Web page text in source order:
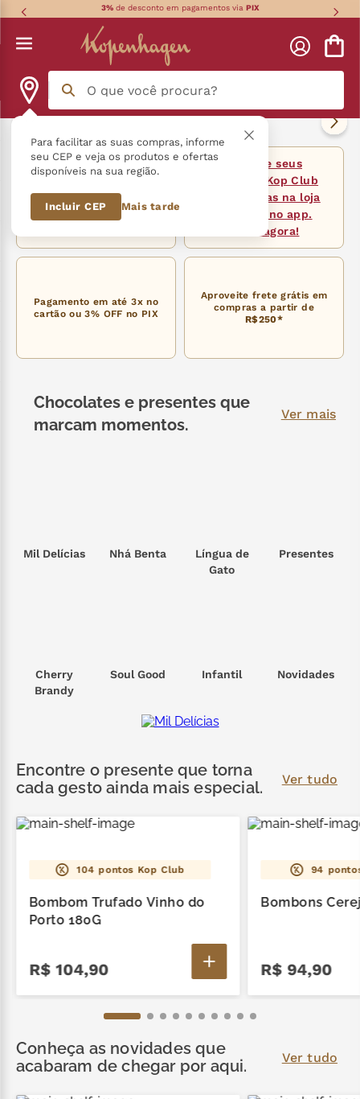
3%de desconto em pagamentos via PIX
Para facilitar as suas compras, informe
seu CEP e veja os produtos e ofertas
disponíveis na sua região.
Incluir CEP Mais tarde
O que você procura?
Receba no
MESMO
DIAcom a entrega
Superexpressa*
Resgate seus
produtos Kop Club
em compras na loja
física ou no app.
Baixe agora!
Pagamento em até 3x no
cartão ou 3% OFF no PIX
Aproveite frete grátis em
compras a partir de
R$250*
Chocolates e presentes que
marcam momentos.
Ver mais
Mil Delícias Nhá Benta
Língua de
Gato
Presentes
Cherry
Brandy
Soul Good Infantil Novidades
Encontre o presente que torna
cada gesto ainda mais especial.
Ver tudo
104 pontos Kop Club
Bombom Trufado Vinho do
Porto 180G
R$ 104,90
94
Bombons
R$ 94,90
Conheça as novidades que
acabaram de chegar por aqui.
Ver tudo
Termos mais buscados
língua gato
zero açucar
3º kopenhagen
nhá benta kopenhagen